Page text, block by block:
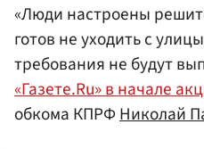
«Люди настроены
готов не уходить с
требования не будут
«Газете.Ru» в начале
обкома КПРФНиколай